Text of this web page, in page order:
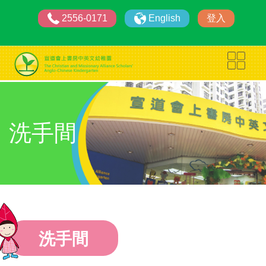
2556-0171 English 登入
洗手間
洗手間